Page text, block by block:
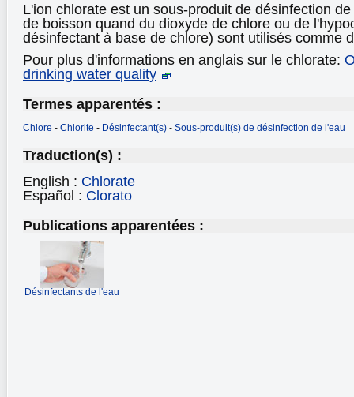
L'ion chlorate est un sous-produit de désinfection
de boisson quand du dioxyde de chlore ou de
désinfectant à base de chlore) sont utilisés comme
Pour plus d'informations en anglais sur le chlorate:
drinking water quality
Termes apparentés :
Chlore - Chlorite - Désinfectant(s) - Sous-produit(s) de désinfection de l'eau
Traduction(s) :
English : Chlorate
Español : Clorato
Publications apparentées :
Désinfectants de l'eau